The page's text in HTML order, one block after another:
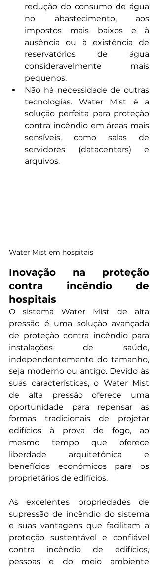
redução do consumo de água
no abastecimento, aos
impostos mais baixos e à
ausência ou à existência de
reservatórios de água
consideravelmente mais
pequenos.
Não há necessidade de outras
tecnologias. Water Mist é a
solução perfeita para proteção
contra incêndio em áreas mais
sensíveis, como salas de
servidores (datacenters) e
arquivos.
Water Mist em hospitais
Inovação na proteção
contra incêndio de
hospitais
O sistema Water Mist de alta
pressão é uma solução avançada
de proteção contra incêndio para
instalações de saúde,
independentemente do tamanho,
seja moderno ou antigo. Devido às
suas características, o Water Mist
de alta pressão oferece uma
oportunidade para repensar as
formas tradicionais de projetar
edifícios à prova de fogo, ao
mesmo tempo que oferece
liberdade arquitetônica e
benefícios econômicos para os
proprietários de edifícios.
As excelentes propriedades de
supressão de incêndio do sistema
e suas vantagens que facilitam a
proteção sustentável e confiável
contra incêndio de edifícios,
pessoas e do meio ambiente